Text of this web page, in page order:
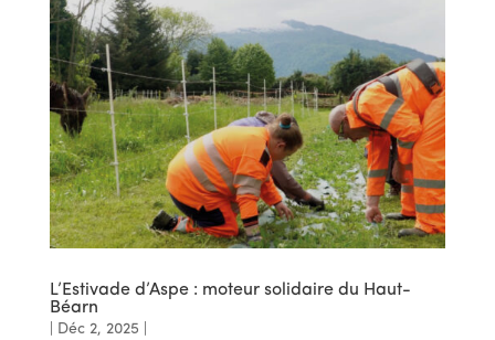
L’Estivade d’Aspe : moteur solidaire du Haut-
Béarn
Déc 2, 2025